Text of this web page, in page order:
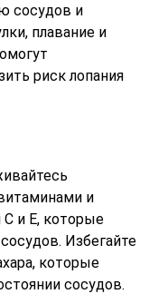
сосудов и
плавание и
риск лопания
и
и E, которые
Избегайте
которые
сосудов.